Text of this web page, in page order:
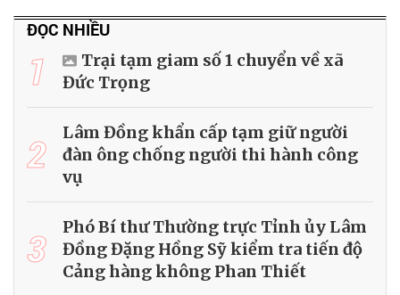
ĐỌC NHIỀU
1
Trại tạm giam số 1 chuyển về xã
Đức Trọng
2
Lâm Đồng khẩn cấp tạm giữ người
đàn ông chống người thi hành công
vụ
3
Phó Bí thư Thường trực Tỉnh ủy Lâm
Đồng Đặng Hồng Sỹ kiểm tra tiến độ
Cảng hàng không Phan Thiết